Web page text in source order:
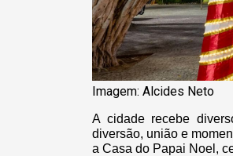
Imagem: Alcides Neto
A cidade recebe
diversão, união e
a Casa do Papai Noel,